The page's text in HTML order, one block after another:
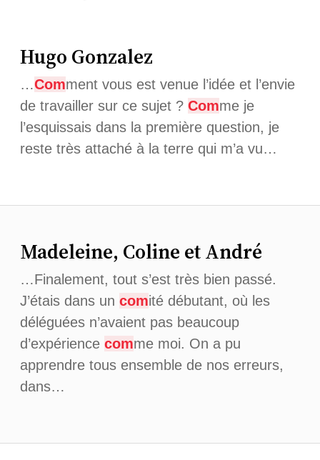
Hugo Gonzalez
…Comment vous est venue l’idée et l’envie
de travailler sur ce sujet ? Comme je
l’esquissais dans la première question, je
reste très attaché à la terre qui m’a vu…
Madeleine, Coline et André
…Finalement, tout s’est très bien passé.
J’étais dans un comité débutant, où les
déléguées n’avaient pas beaucoup
d’expérience comme moi. On a pu
apprendre tous ensemble de nos erreurs,
dans…